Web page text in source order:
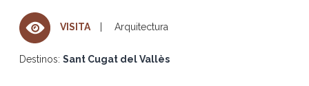
VISITA Arquitectura
Destinos: Sant Cugat del Vallès